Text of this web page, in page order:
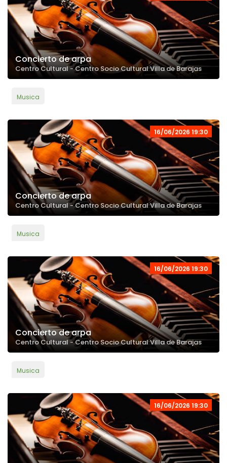
Concierto de arpa
Centro Cultural - Centro Socio Cultural Villa de Barajas
Musica
16/06/2026 19:30
Concierto de arpa
Centro Cultural - Centro Socio Cultural Villa de Barajas
Musica
16/06/2026 19:30
Concierto de arpa
Centro Cultural - Centro Socio Cultural Villa de Barajas
Musica
16/06/2026 19:30